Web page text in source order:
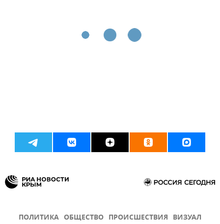
ПОЛИТИКА ОБЩЕСТВО ПРОИСШЕСТВИЯ ВИЗУАЛ